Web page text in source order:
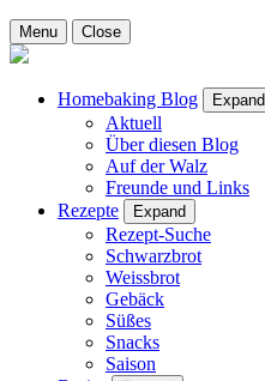
Menu Close
Homebaking Blog Expand
Aktuell
Über diesen Blog
Auf der Walz
Freunde und Links
Rezepte
Expand
Rezept-Suche
Schwarzbrot
Weissbrot
Gebäck
Süßes
Snacks
Saison